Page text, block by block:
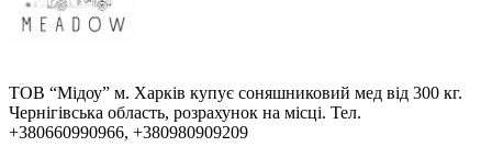
ТОВ “Мідоу” м. Харків купує соняшниковий мед від 300 кг.
Чернігівська область, розрахунок на місці. Тел.
+380660990966, +380980909209